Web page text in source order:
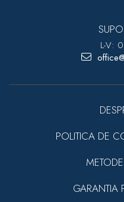
L-V:
POLITICA DE
GARANTIA